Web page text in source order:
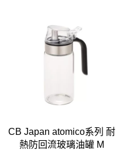
CB Japan atomico系列 耐
熱防回流玻璃油罐 M